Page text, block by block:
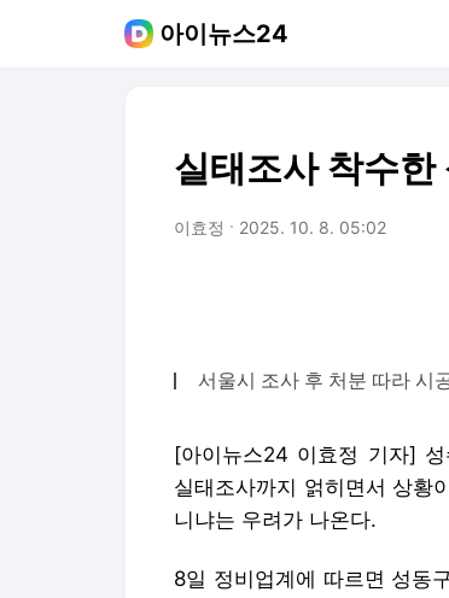
아이뉴스24
실태조사 착수
이효정 2025. 10. 8. 05:02
서울시 조사 후 처분 따라 시
[아이뉴스24 이효정 기자]
실태조사까지 얽히면서 상황
니냐는 우려가 나온다.
8일 정비업계에 따르면 성동